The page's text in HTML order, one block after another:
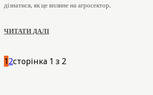
дізнатися, як це вплине на агросектор.
ЧИТАТИ ДАЛІ
12сторінка 1 з 2